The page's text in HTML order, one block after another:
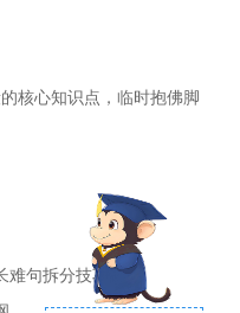
核心知识点，临时抱佛脚
难句拆分技巧。